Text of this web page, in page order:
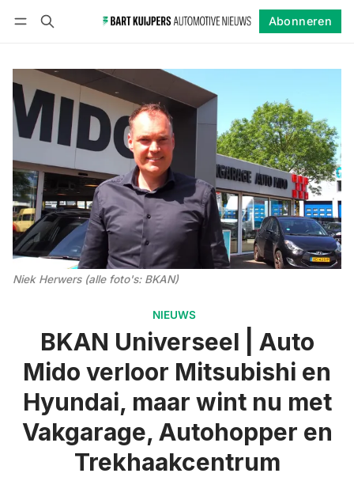
Abonneren
NIEUWS
BKAN Universeel | Auto
Mido verloor Mitsubishi en
Hyundai, maar wint nu met
Vakgarage, Autohopper en
Trekhaakcentrum
Niek Herwers (alle foto's: BKAN)